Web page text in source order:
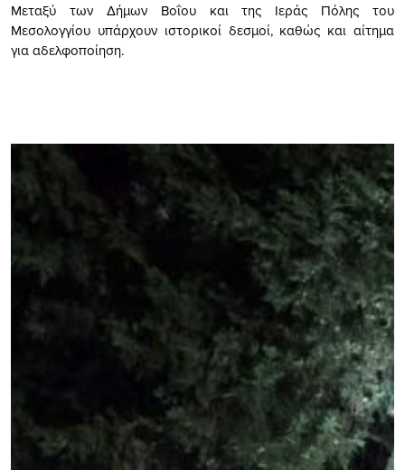
Μεταξύ των Δήμων Βοΐου και της Ιεράς Πόλης του
Μεσολογγίου υπάρχουν ιστορικοί δεσμοί, καθώς και αίτημα
για αδελφοποίηση.